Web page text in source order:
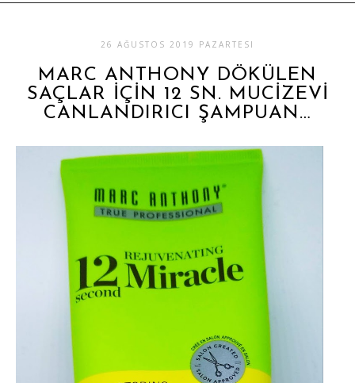
26 AĞUSTOS 2019 PAZARTESI
MARC ANTHONY DÖKÜLEN
SAÇLAR İÇİN 12 SN. MUCİZEVİ
CANLANDIRICI ŞAMPUAN…